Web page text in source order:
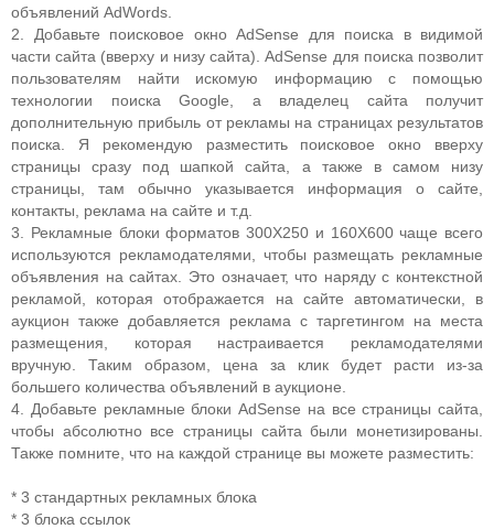
объявлений AdWords.
2. Добавьте поисковое окно AdSense для поиска в видимой
части сайта (вверху и низу сайта). AdSense для поиска позволит
пользователям найти искомую информацию с помощью
технологии поиска Google, а владелец сайта получит
дополнительную прибыль от рекламы на страницах результатов
поиска. Я рекомендую разместить поисковое окно вверху
страницы сразу под шапкой сайта, а также в самом низу
страницы, там обычно указывается информация о сайте,
контакты, реклама на сайте и т.д.
3. Рекламные блоки форматов 300Х250 и 160Х600 чаще всего
используются рекламодателями, чтобы размещать рекламные
объявления на сайтах. Это означает, что наряду с контекстной
рекламой, которая отображается на сайте автоматически, в
аукцион также добавляется реклама с таргетингом на места
размещения, которая настраивается рекламодателями
вручную. Таким образом, цена за клик будет расти из-за
большего количества объявлений в аукционе.
4. Добавьте рекламные блоки AdSense на все страницы сайта,
чтобы абсолютно все страницы сайта были монетизированы.
Также помните, что на каждой странице вы можете разместить:
* 3 стандартных рекламных блока
* 3 блока ссылок